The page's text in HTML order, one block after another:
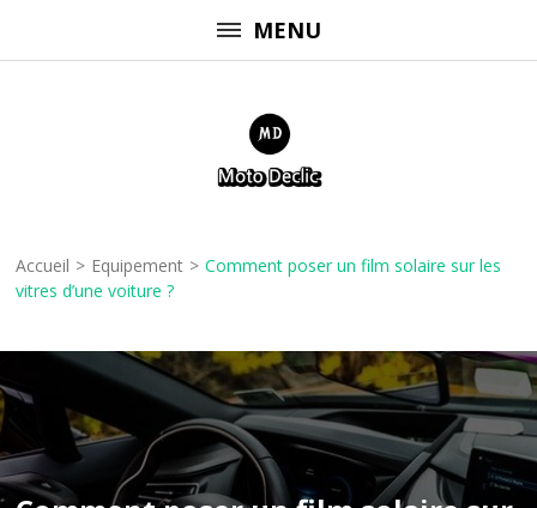
au
MENU
Accueil > Equipement > Comment poser un film solaire sur les
vitres d’une voiture ?